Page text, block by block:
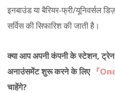
इनबाउंड या बैरियर-फ्री/यूनिवर्सल
सर्विस की सिफारिश की जाती है।
क्या आप अपनी कंपनी के स्टेशन, ट्रेन
अनाउंसमेंट शुरू करने के लिए 『
चाहेंगे?